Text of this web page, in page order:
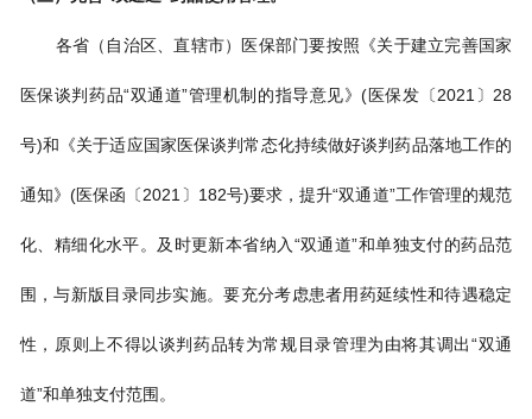
各省（自治区、直辖市）医保部门要按照《关于建立完善国家
医保谈判药品“双通道”管理机制的指导意见》(医保发〔2021〕28
号)和《关于适应国家医保谈判常态化持续做好谈判药品落地工作的
通知》(医保函〔2021〕182号)要求，提升“双通道”工作管理的规范
化、精细化水平。及时更新本省纳入“双通道”和单独支付的药品范
围，与新版目录同步实施。要充分考虑患者用药延续性和待遇稳定
性，原则上不得以谈判药品转为常规目录管理为由将其调出“双通
道”和单独支付范围。